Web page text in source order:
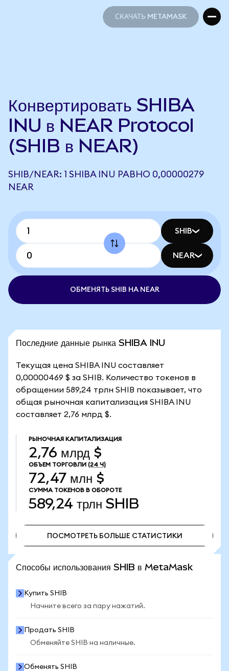
СКАЧАТЬ METAMASK
Конвертировать SHIBA
INU в NEAR Protocol
(SHIB в NEAR)
SHIB/NEAR: 1 SHIBA INU РАВНО 0,00000279
NEAR
SHIB
NEAR
ОБМЕНЯТЬ SHIB НА NEAR
Последние данные рынка SHIBA INU
Текущая цена SHIBA INU составляет
0,00000469 $ за SHIB. Количество токенов в
обращении 589,24 трлн SHIB показывает, что
общая рыночная капитализация SHIBA INU
составляет 2,76 млрд $.
РЫНОЧНАЯ КАПИТАЛИЗАЦИЯ
2,76 млрд $
ОБЪЕМ ТОРГОВЛИ (24 Ч)
72,47 млн $
СУММА ТОКЕНОВ В ОБОРОТЕ
589,24 трлн SHIB
ПОСМОТРЕТЬ БОЛЬШЕ СТАТИСТИКИ
Способы использования SHIB в MetaMask
Купить SHIB
Начните всего за пару нажатий.
Продать SHIB
Обменяйте SHIB на наличные.
Обменять SHIB